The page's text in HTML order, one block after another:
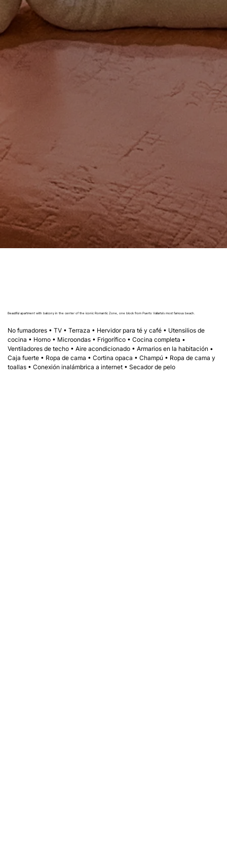
Beautiful apartment with balcony in the center of the iconic Romantic Zone, one block from Puerto Vallarta's most famous beach.
No fumadores • TV • Terraza • Hervidor para té y café • Utensilios de
cocina • Horno • Microondas • Frigorífico • Cocina completa •
Ventiladores de techo • Aire acondicionado • Armarios en la habitación •
Caja fuerte • Ropa de cama • Cortina opaca • Champú • Ropa de cama y
toallas • Conexión inalámbrica a internet • Secador de pelo